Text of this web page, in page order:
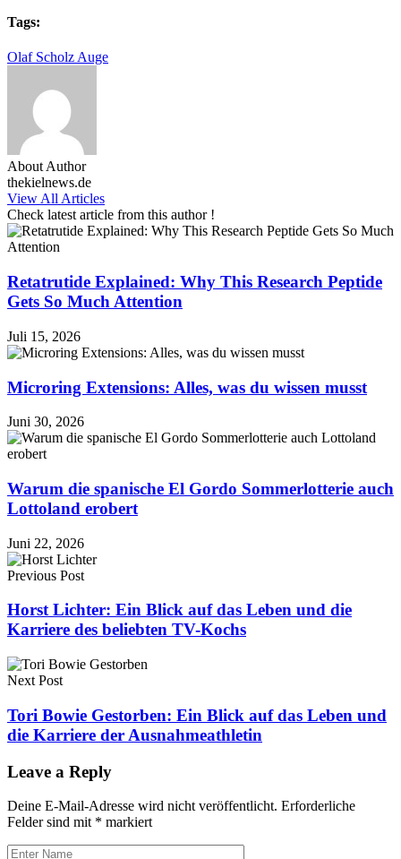
Tags:
Olaf Scholz Auge
About Author
thekielnews.de
View All Articles
Check latest article from this author !
Retatrutide Explained: Why This Research Peptide
Gets So Much Attention
Juli 15, 2026
Microring Extensions: Alles, was du wissen musst
Juni 30, 2026
Warum die spanische El Gordo Sommerlotterie auch
Lottoland erobert
Juni 22, 2026
Previous Post
Horst Lichter: Ein Blick auf das Leben und die
Karriere des beliebten TV-Kochs
Next Post
Tori Bowie Gestorben: Ein Blick auf das Leben und
die Karriere der Ausnahmeathletin
Leave a Reply
Deine E-Mail-Adresse wird nicht veröffentlicht. Erforderliche
Felder sind mit * markiert